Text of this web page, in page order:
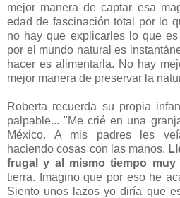
mejor manera de captar esa
edad de fascinación total por lo
no hay que explicarles lo que
por el mundo natural es
hacer es alimentarla. No hay
mejor manera de preservar la
Roberta recuerda su propia
palpable... "Me crié en una
México. A mis padres les
haciendo cosas con las manos.
frugal y al mismo tiempo muy
tierra. Imagino que por eso he
Siento unos lazos yo diría que